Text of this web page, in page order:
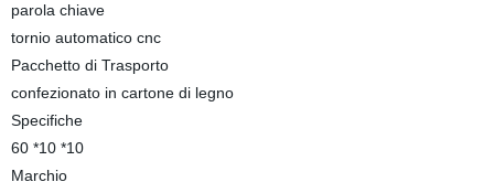
parola chiave
tornio automatico cnc
Pacchetto di Trasporto
confezionato in cartone di legno
Specifiche
60 *10 *10
Marchio